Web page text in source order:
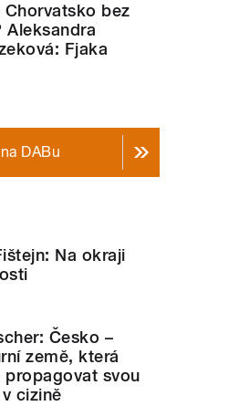
Chorvatsko bez
Aleksandra
Fjaka
DABu
Na okraji
Česko –
země, která
propagovat svou
cizině